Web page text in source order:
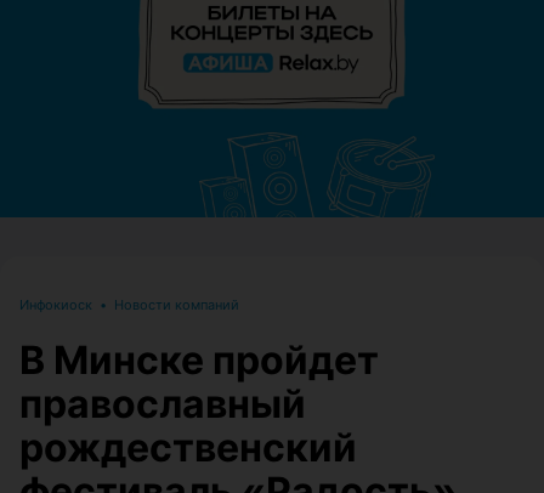
ЭФФЕКТИВНАЯ РЕКЛАМА НА САЙТЕ
Инфокиоск • Новости компаний
В Минске пройдет
православный
рождественский